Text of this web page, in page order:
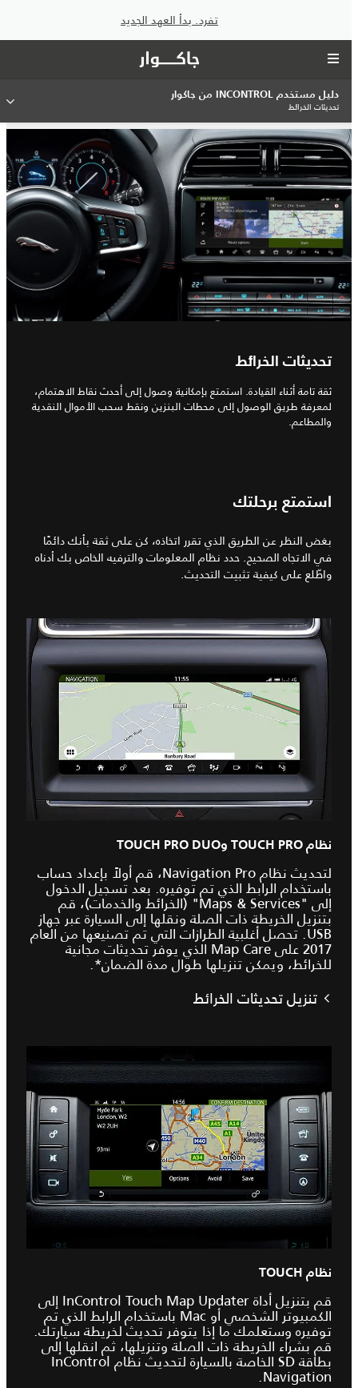
تفرد. بدأ العهد الجديد
دليل مستخدم INCONTROL من جاكوار
تحديثات الخرائط
تحديثات الخرائط
ثقة تامة أثناء القيادة. استمتع بإمكانية وصول إلى أحدث نقاط الاهتمام،
لمعرفة طريق الوصول إلى محطات البنزين ونقط سحب الأموال النقدية
والمطاعم.
استمتع برحلتك
بغض النظر عن الطريق الذي تقرر اتخاذه، كن على ثقة بأنك دائمًا
في الاتجاه الصحيح. حدد نظام المعلومات والترفيه الخاص بك أدناه
واطّلع على كيفية تثبيت التحديث.
نظام TOUCH PRO وTOUCH PRO DUO
لتحديث نظام Navigation Pro، قم أولاً بإعداد حساب
باستخدام الرابط الذي تم توفيره. بعد تسجيل الدخول
إلى "Maps & Services" (الخرائط والخدمات)، قم
بتنزيل الخريطة ذات الصلة ونقلها إلى السيارة عبر جهاز
USB. تحصل أغلبية الطرازات التي تم تصنيعها من العام
2017 على Map Care الذي يوفر تحديثات مجانية
للخرائط، ويمكن تنزيلها طوال مدة الضمان*.
تنزيل تحديثات الخرائط
نظام TOUCH
قم بتنزيل أداة InControl Touch Map Updater إلى
الكمبيوتر الشخصي أو Mac باستخدام الرابط الذي تم
توفيره وستعلمك ما إذا يتوفر تحديث لخريطة سيارتك.
قم بشراء الخريطة ذات الصلة وتنزيلها، ثم انقلها إلى
بطاقة SD الخاصة بالسيارة لتحديث نظام InControl
Navigation.